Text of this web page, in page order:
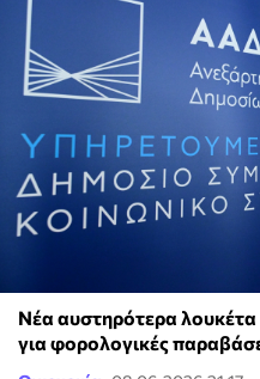
Νέα αυστηρότερα
για φορολογικές